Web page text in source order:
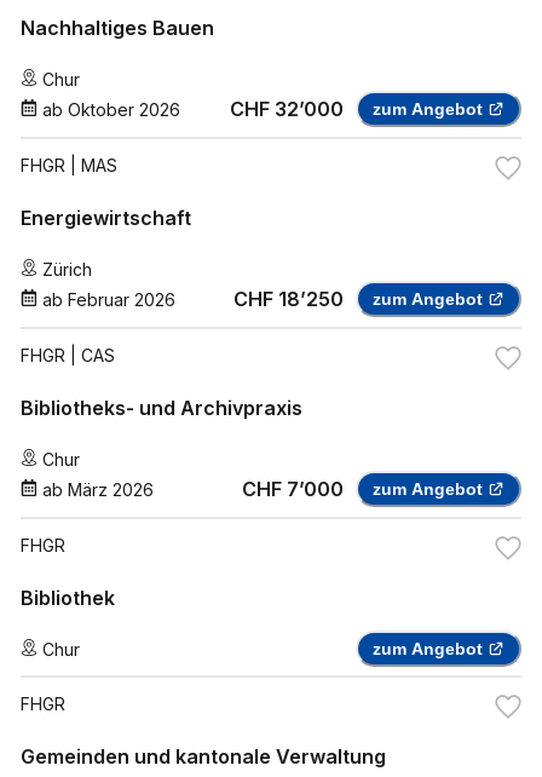
Nachhaltiges Bauen
Chur
ab Oktober 2026 CHF 32’000 zum Angebot
FHGR | MAS
Energiewirtschaft
Zürich
ab Februar 2026 CHF 18’250 zum Angebot
FHGR | CAS
Bibliotheks- und Archivpraxis
Chur
ab März 2026 CHF 7’000 zum Angebot
FHGR
Bibliothek
Chur zum Angebot
FHGR
Gemeinden und kantonale Verwaltung